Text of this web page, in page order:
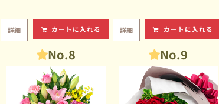
詳細 カートに入れる 詳細 カートに入れる
No.8 No.9